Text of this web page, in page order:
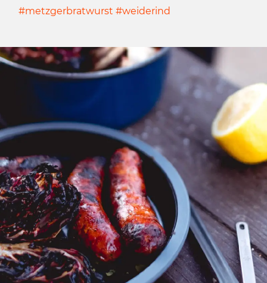
#metzgerbratwurst #weiderind